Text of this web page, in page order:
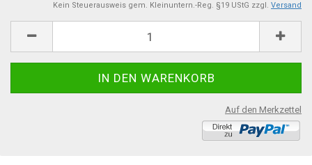
Kein Steuerausweis gem. Kleinuntern.-Reg. §19 UStG zzgl. Versand
Auf den Merkzettel